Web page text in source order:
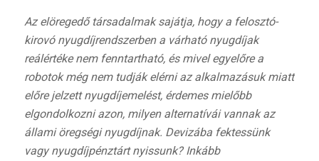
Az elöregedő társadalmak sajátja, hogy a felosztó-
kirovó nyugdíjrendszerben a várható nyugdíjak
reálértéke nem fenntartható, és mivelegyelőre a
robotok még nem tudják elérni az alkalmazásuk miatt
előre jelzett nyugdíjemelést,érdemes mielőbb
elgondolkozni azon, milyen alternatívái vannak az
állami öregségi nyugdíjnak. Devizába fektessünk
vagy nyugdíjpénztárt nyissunk? Inkább